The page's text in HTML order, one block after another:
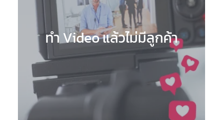
ทำ Video แล้วไม่มีลูกค้า